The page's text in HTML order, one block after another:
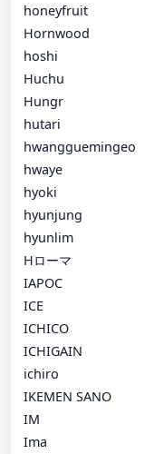
honeyfruit
Hornwood
hoshi
Huchu
Hungr
hutari
hwangguemingeo
hwaye
hyoki
hyunjung
hyunlim
Hローマ
IAPOC
ICE
ICHICO
ICHIGAIN
ichiro
IKEMEN SANO
IM
Ima